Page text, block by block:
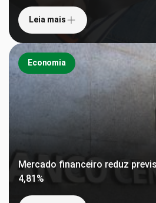
Leia mais
Economia
Mercado financeiro reduz
4,81%